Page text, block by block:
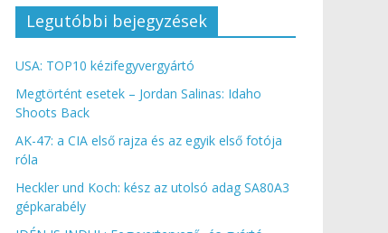
Legutóbbi bejegyzések
USA: TOP10 kézifegyvergyártó
Megtörtént esetek – Jordan Salinas: Idaho
Shoots Back
AK-47: a CIA első rajza és az egyik első fotója
róla
Heckler und Koch: kész az utolsó adag SA80A3
gépkarabély